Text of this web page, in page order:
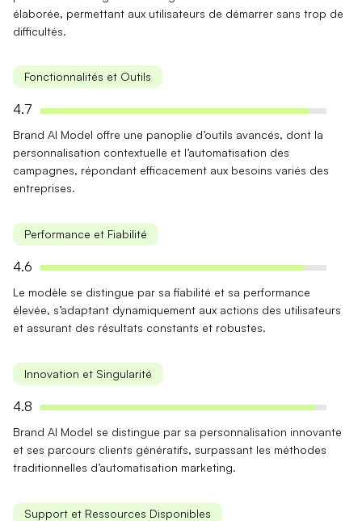
élaborée, permettant aux utilisateurs de démarrer sans trop de
difficultés.
Fonctionnalités et Outils
4.7
Brand AI Model offre une panoplie d’outils avancés, dont la
personnalisation contextuelle et l’automatisation des
campagnes, répondant efficacement aux besoins variés des
entreprises.
Performance et Fiabilité
4.6
Le modèle se distingue par safiabilité et sa performance
élevée, s’adaptant dynamiquement aux actions des utilisateurs
et assurant des résultats constants et robustes.
Innovation et Singularité
4.8
Brand AI Model se distingue par sa personnalisation innovante
et ses parcours clients génératifs, surpassant les méthodes
traditionnelles d’automatisation marketing.
Support et Ressources Disponibles